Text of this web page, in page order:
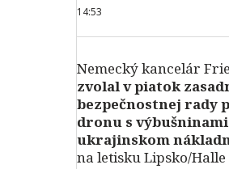
14:53
Nemecký kancelár
zvolal v piatok
bezpečnostnej rady
dronu s
ukrajinskom
na letisku Lipsko/Halle